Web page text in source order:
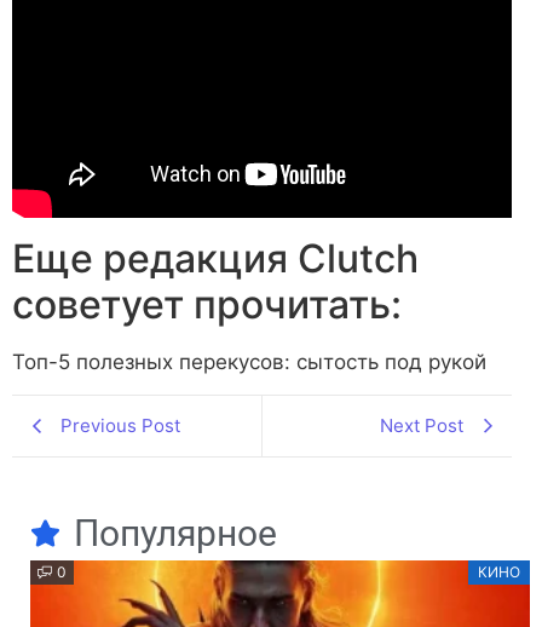
Еще редакция Сlutch
советует прочитать:
Топ-5 полезных перекусов: сытость под рукой
Previous Post Next Post
Популярное
0 КИНО